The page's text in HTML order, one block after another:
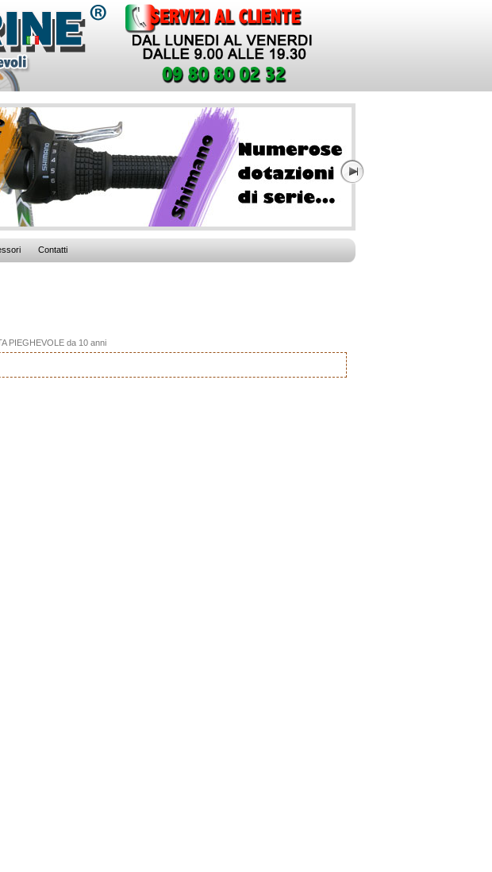
Contatti
PIEGHEVOLE da 10 anni